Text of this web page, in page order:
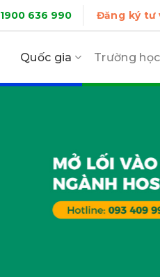
1900 636 990 Đăng ký tư
Quốc gia Trường học